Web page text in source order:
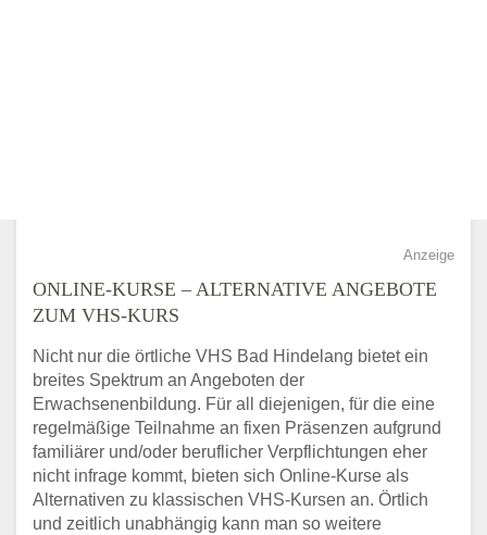
Anzeige
ONLINE-KURSE – ALTERNATIVE ANGEBOTE
ZUM VHS-KURS
Nicht nur die örtliche VHS Bad Hindelang bietet ein
breites Spektrum an Angeboten der
Erwachsenenbildung. Für all diejenigen, für die eine
regelmäßige Teilnahme an fixen Präsenzen aufgrund
familiärer und/oder beruflicher Verpflichtungen eher
nicht infrage kommt, bieten sich Online-Kurse als
Alternativen zu klassischen VHS-Kursen an. Örtlich
und zeitlich unabhängig kann man so weitere